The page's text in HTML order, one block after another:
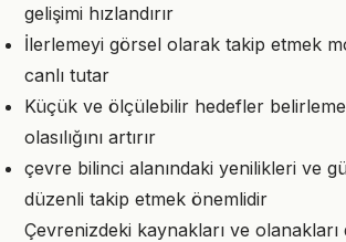
gelişimi hızlandırır
İlerlemeyi görsel olarak takip etmek
canlı tutar
Küçük ve ölçülebilir hedefler
olasılığını artırır
çevre bilinci alanındaki yenilikleri ve
düzenli takip etmek önemlidir
Çevrenizdeki kaynakları ve